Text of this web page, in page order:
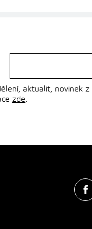
aktualit, novinek
zde.